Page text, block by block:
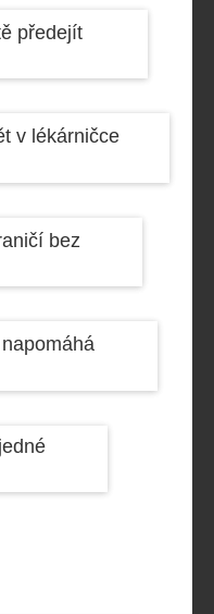
předejít
v lékárničce
bez